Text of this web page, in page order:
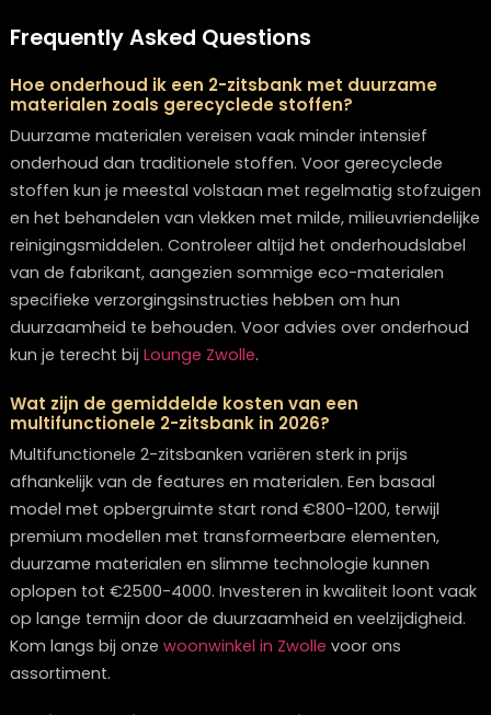
Overweeg duurzame materialen zoals gerecyclede
of FSC-gecertificeerd hout – deze zijn niet alleen beter
voor het milieu maar vaak ook duurzamer
Organische vormen en afgeronde hoeken zijn
toonaangevend in 2026 en creëren een zachtere,
uitnodigende look
Aardetinten en textuurrijke stoffen zoals bouclé en
blijven populair en voegen warmte toe aan je
interieur
Beschouw je 2-zitsbank als een ankerpunt in je kamer
bouw je decoratieschema eromheen op voor een
samenhangende look
Bij Lounge Zwolle volgen we deze trends op de voet en
hebben we een zorgvuldig geselecteerde collectie 2-
nodigen je uit om onzeshowroom in Zwolle
waar onze adviseurs je kunnen helpen de perfecte 2-
zitsbank te vinden die niet alleen aansluit bij de
2026, maar ook perfect past bij jouw persoonlijke stijl
woonbehoeften. Of je nu op zoek bent naar een
meubelwinkel Zwolleof specifiek eenbank kopen
staan voor je klaar.
Bedenk dat de beste 2-zitsbank er een is die de test
tijds doorstaat, zowel in termen van duurzaamheid